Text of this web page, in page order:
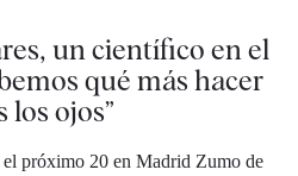
un científico en el
qué más hacer
los ojos”
el próximo 20 en Madrid Zumo de